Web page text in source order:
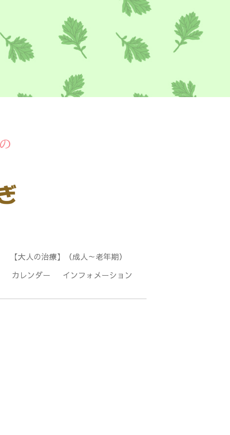
【大人の治療】（成人～老年期）
カレンダー インフォメーション